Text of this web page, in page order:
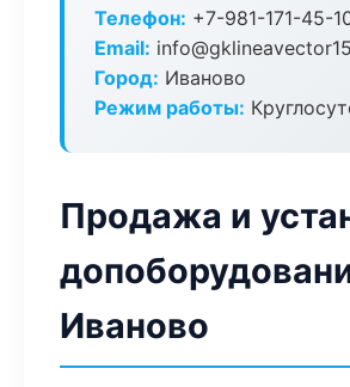
Телефон: +7-981-171-45-
Email:
Город: Иваново
Режим работы:
Продажа и
Иваново